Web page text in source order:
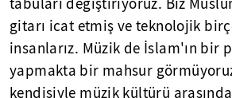
tabuları değiştiriyoruz. Biz
gitarı icat etmiş ve teknolojik
insanlarız. Müzik de İslam'ın bir
yapmakta bir mahsur
kendisiyle müzik kültürü